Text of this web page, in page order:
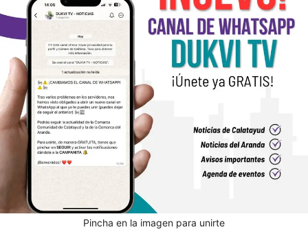
Pincha en la imagen para unirte